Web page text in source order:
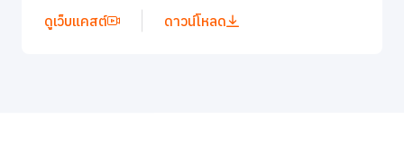
การพัฒนาอย่างยั่งยืน
ดูเว็บแคสต์ ดาวน์โหลด